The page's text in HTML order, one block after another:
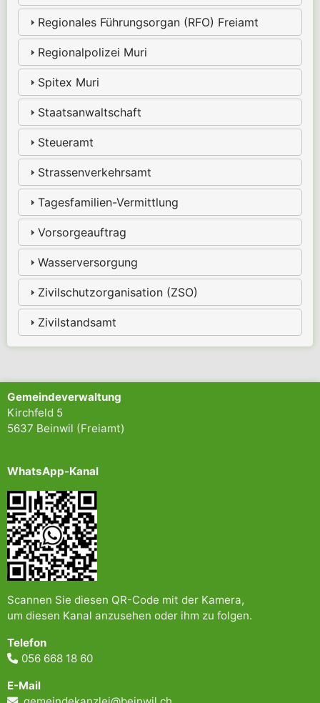
Regionales Führungsorgan (RFO) Freiamt
Regionalpolizei Muri
Spitex Muri
Staatsanwaltschaft
Steueramt
Strassenverkehrsamt
Tagesfamilien-Vermittlung
Vorsorgeauftrag
Wasserversorgung
Zivilschutzorganisation (ZSO)
Zivilstandsamt
Gemeindeverwaltung
Kirchfeld 5
5637 Beinwil (Freiamt)
WhatsApp-Kanal
Scannen Sie diesen QR-Code mit der Kamera,
um diesen Kanal anzusehen oder ihm zu folgen.
Telefon
056 668 18 60
E-Mail